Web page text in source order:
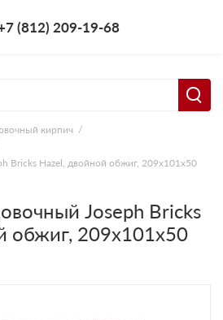
(812) 209-19-68
кирпич
Bricks Hazel, двойной обжиг, 209х101х50
Joseph Bricks
обжиг, 209х101х50